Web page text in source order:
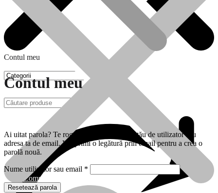
Oferte
Compresoare
Contul meu
Contul meu
Ai uitat parola? Te rog să introduci numele tău de utilizator sau
adresa ta de email. Vei primi o legătură prin email pentru a crea o
parolă nouă.
Nume utilizator sau email *
Resetează parola